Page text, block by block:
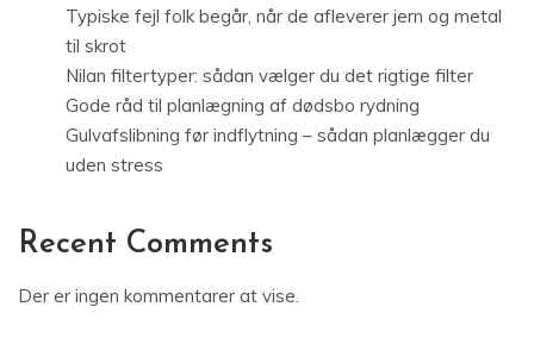
Typiske fejl folk begår, når de afleverer jern og metal
til skrot
Nilan filtertyper: sådan vælger du det rigtige filter
Gode råd til planlægning af dødsbo rydning
Gulvafslibning før indflytning – sådan planlægger du
uden stress
Recent Comments
Der er ingen kommentarer at vise.